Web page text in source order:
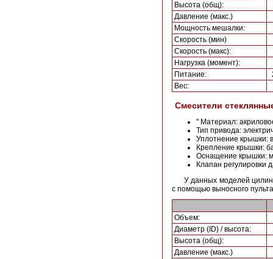
Высота (общ):
Давление (макс.)
Мощность мешалки:
Скорость (мин)
Скорость (макс):
Нагрузка (момент):
Питание:
Вес:
Смесители
" Материал:
Тип привода:
Уплотнение крышки:
Крепление крышки:
Оснащение крышки:
Клапан регулировки
У данных моделей
с помощью выносного
Объем:
Диаметр (ID) / высота:
Высота (общ):
Давление (макс.)